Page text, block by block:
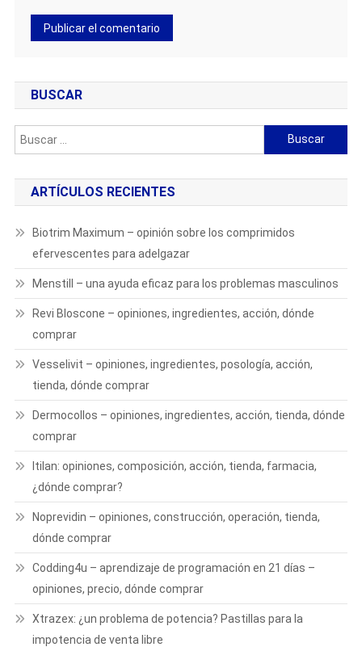
BUSCAR
Buscar:
ARTÍCULOS RECIENTES
Biotrim Maximum – opinión sobre los comprimidos
efervescentes para adelgazar
Menstill – una ayuda eficaz para los problemas masculinos
Revi Bloscone – opiniones, ingredientes, acción, dónde
comprar
Vesselivit – opiniones, ingredientes, posología, acción,
tienda, dónde comprar
Dermocollos – opiniones, ingredientes, acción, tienda, dónde
comprar
ltilan: opiniones, composición, acción, tienda, farmacia,
¿dónde comprar?
Noprevidin – opiniones, construcción, operación, tienda,
dónde comprar
Codding4u – aprendizaje de programación en 21 días –
opiniones, precio, dónde comprar
Xtrazex: ¿un problema de potencia? Pastillas para la
impotencia de venta libre